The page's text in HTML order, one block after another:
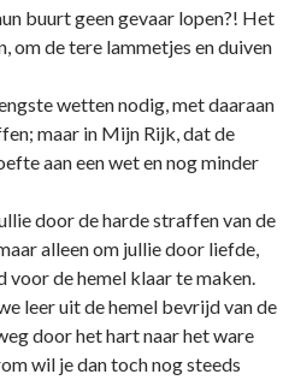
buurt geen gevaar lopen?! Het
om de tere lammetjes en duiven
wetten nodig, met daaraan
maar in Mijn Rijk, dat de
aan een wet en nog minder
door de harde straffen van de
alleen om jullie door liefde,
voor de hemel klaar te maken.
leer uit de hemel bevrijd van de
door het hart naar het ware
wil je dan toch nog steeds